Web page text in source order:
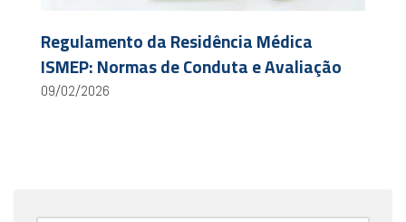
Regulamento da Residência Médica
ISMEP: Normas de Conduta e Avaliação
09/02/2026